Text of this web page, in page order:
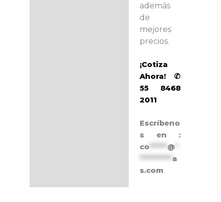
además
de
mejores
precios.
¡Cotiza
Ahora! ✆
55 8468
2011
Escríbeno
s en :
co ****** @
*********** a
s.com